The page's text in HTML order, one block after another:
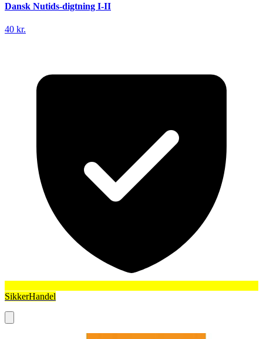
Dansk Nutids-digtning I-II
40 kr.
SikkerHandel